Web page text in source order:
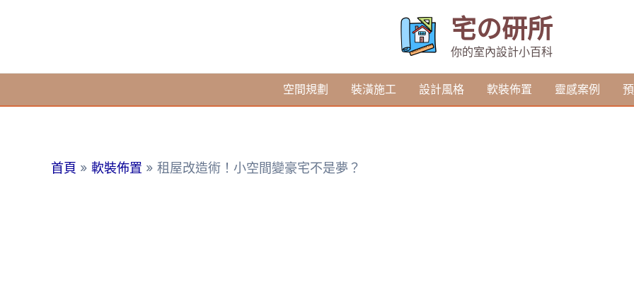
要
宅の研所
你的室內設計小百科
空間規劃 裝潢施工 設計風格 軟裝佈置 靈感案例
首頁 軟裝佈置 租屋改造術！小空間變豪宅不是夢？